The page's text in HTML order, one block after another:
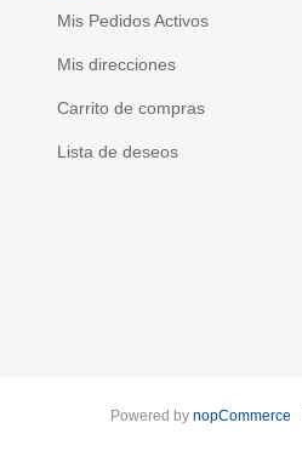
Mis Pedidos Activos
Mis direcciones
Carrito de compras
Lista de deseos
Powered by nopCommerce